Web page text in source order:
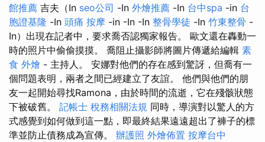
館推薦 吉夫（In seo公司 -In 外燴推薦 -In 台中spa -in 台
胞證基隆 -In 頭痛 按摩 -in -In -In 整骨學徒 -In 竹東整骨 -
In）出現在記者中，要求喬否認獨家報告。 歐文還在轟動一
時的照片中偷偷摸摸。 喬阻止攝影師將圖片傳遞給編輯 素
食 外燴 - 主持人。 安娜對他們的存在感到驚訝，但喬有一
個問題表明，兩者之間已經建立了友誼。 他們與他們的朋
友一起開始尋找Ramona，由於時間的流逝，它在殘骸狀態
下被破舊。 記帳士 稅務相關法規 同時，導演對以驚人的方
式感覺到如何做到這一點，即最終結果遠遠超出了褲子的標
準並防止債務成為宣傳。 辦護照 外燴佈置 按摩台中